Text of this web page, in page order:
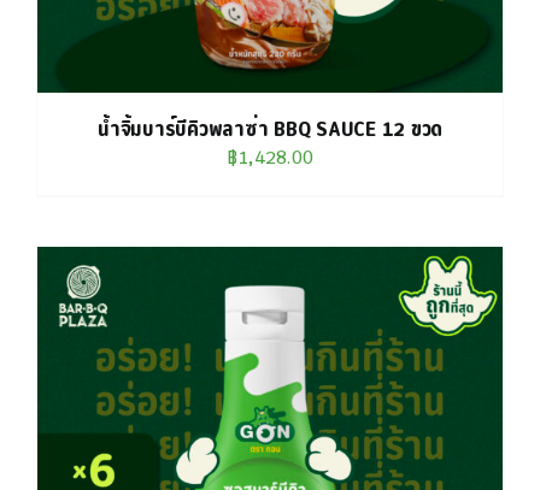
น้ำจิ้มบาร์บีคิวพลาซ่า BBQ SAUCE 12 ขวด
฿1,428.00